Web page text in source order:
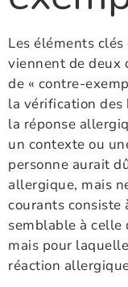
Les éléments
viennent de deux
de « contre-
la vérification des
la réponse
un contexte ou
personne aurait
allergique, mais
courants consiste
semblable à
mais pour
réaction